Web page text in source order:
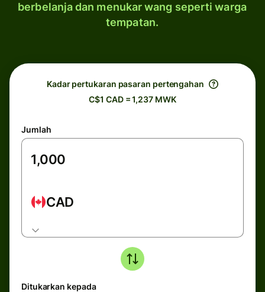
berbelanja dan menukar wang seperti warga
tempatan.
Kadar pertukaran pasaran pertengahan
C$1 CAD = 1,237 MWK
Jumlah
CAD
Ditukarkan kepada